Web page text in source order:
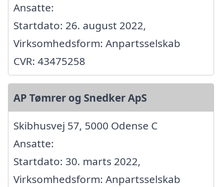
Ansatte:
Startdato: 26. august 2022,
Virksomhedsform: Anpartsselskab
CVR: 43475258
AP Tømrer og Snedker ApS
Skibhusvej 57, 5000 Odense C
Ansatte:
Startdato: 30. marts 2022,
Virksomhedsform: Anpartsselskab